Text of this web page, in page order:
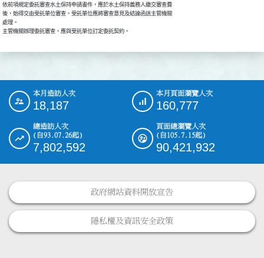
依前項規定委託審查水土保持申請書件，應於水土保持義務人繳交審查費
後，始得交由受託單位審查。受託單位應將審查意見及結論函送主管機關
處理。
主管機關辦理委託審查，應與受託單位訂定委託契約。
::: 本月造訪人次
18,187
本月頁面瀏覽人次
160,777
總造訪人次
(自93.07.26起)
7,802,592
頁面總瀏覽人次
(自105.7.15起)
90,421,932
政府網站資料開放宣告
隱私權及資訊安全政策